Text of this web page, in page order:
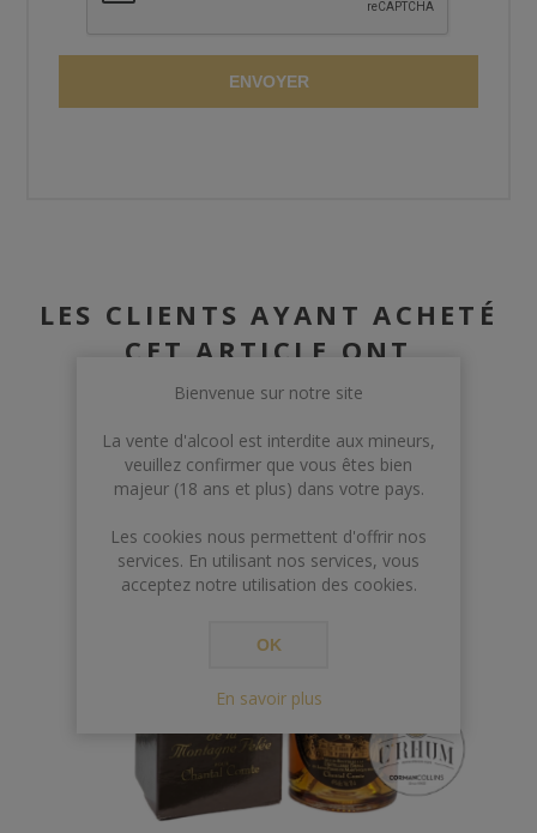
ENVOYER
LES CLIENTS AYANT ACHETÉ
CET ARTICLE ONT
ÉGALEMENT ACHETÉ :
Bienvenue sur notre site
La vente d'alcool est interdite aux mineurs,
veuillez confirmer que vous êtes bien
majeur (18 ans et plus) dans votre pays.
Les cookies nous permettent d'offrir nos
services. En utilisant nos services, vous
acceptez notre utilisation des cookies.
OK
En savoir plus